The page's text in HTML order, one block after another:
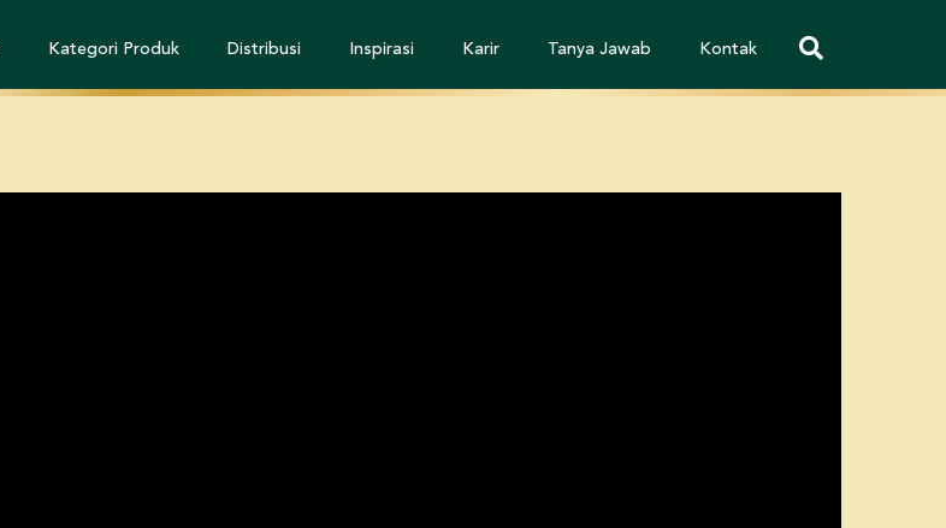
Kategori Produk Distribusi Inspirasi Karir Tanya Jawab Kontak